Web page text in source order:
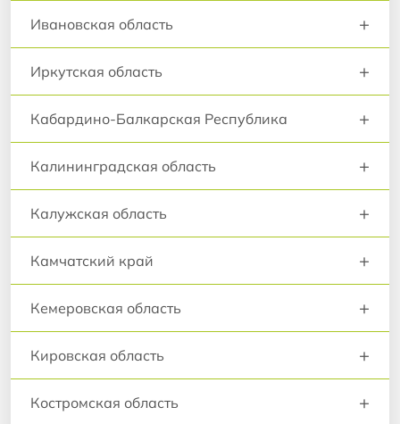
Ивановская область +
Иркутская область +
Кабардино-Балкарская Республика +
Калининградская область +
Калужская область +
Камчатский край +
Кемеровская область +
Кировская область +
Костромская область +